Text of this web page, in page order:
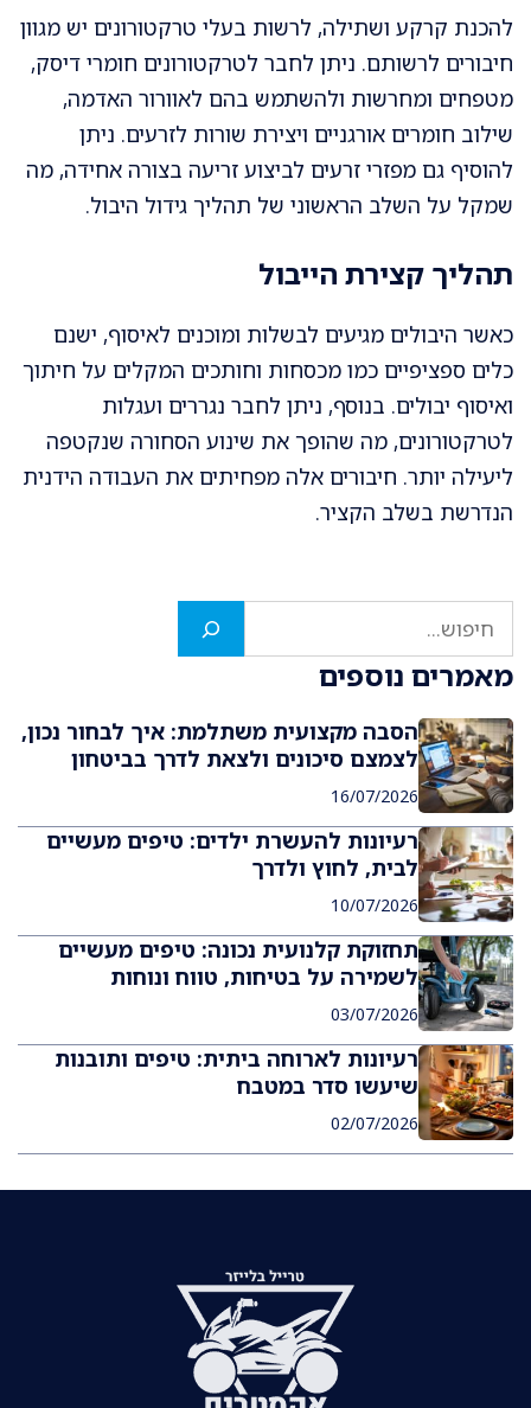
להכנת קרקע ושתילה, לרשות בעלי טרקטורונים יש מגוון
חיבורים לרשותם. ניתן לחבר לטרקטורונים חומרי דיסק,
מטפחים ומחרשות ולהשתמש בהם לאוורור האדמה,
שילוב חומרים אורגניים ויצירת שורות לזרעים. ניתן
להוסיף גם מפזרי זרעים לביצוע זריעה בצורה אחידה, מה
שמקל על השלב הראשוני של תהליך גידול היבול.
תהליך קצירת הייבול
כאשר היבולים מגיעים לבשלות ומוכנים לאיסוף, ישנם
כלים ספציפיים כמו מכסחות וחותכים המקלים על חיתוך
ואיסוף יבולים. בנוסף, ניתן לחבר נגררים ועגלות
לטרקטורונים, מה שהופך את שינוע הסחורה שנקטפה
ליעילה יותר. חיבורים אלה מפחיתים את העבודה הידנית
הנדרשת בשלב הקציר.
חיפוש
מאמרים נוספים
הסבה מקצועית משתלמת: איך לבחור נכון,
לצמצם סיכונים ולצאת לדרך בביטחון
16/07/2026
רעיונות להעשרת ילדים: טיפים מעשיים
לבית, לחוץ ולדרך
10/07/2026
תחזוקת קלנועית נכונה: טיפים מעשיים
לשמירה על בטיחות, טווח ונוחות
03/07/2026
רעיונות לארוחה ביתית: טיפים ותובנות
שיעשו סדר במטבח
02/07/2026